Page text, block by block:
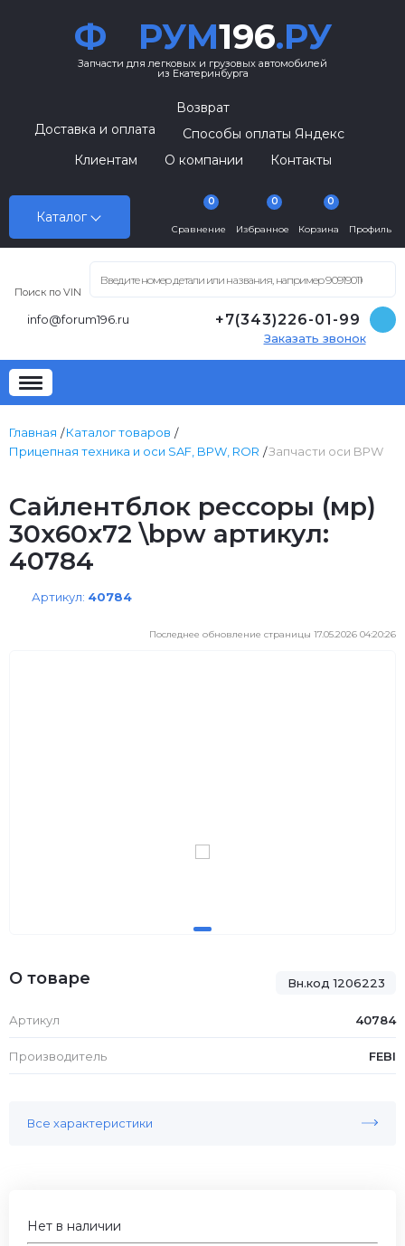
Ф РУМ196.РУ
Запчасти для легковых и грузовых автомобилей
из Екатеринбурга
Каталог
Возврат
Доставка и оплата
Способы оплаты Яндекс
Клиентам
О компании Контакты
Сравнение
0
Избранное
0
Корзина
0
Профиль
Поиск по VIN
info@forum196.ru +7(343)226-01-99
Заказать звонок
Главная
Каталог товаров
Прицепная техника и оси SAF, BPW, ROR
Запчасти оси BPW
Сайлентблок рессоры (мр)
30x60x72 \bpw артикул:
40784
Артикул: 40784
Последнее обновление страницы 17.05.2026 04:20:26
Вн.код 1206223
О товаре
Артикул 40784
Производитель FEBI
Все характеристики
Нет в наличии